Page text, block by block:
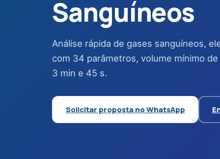
Sanguíneos
Análise rápida de gases sanguíneos,
com 34 parâmetros, volume mínimo
3 min e 45 s.
Solicitar proposta no WhatsApp